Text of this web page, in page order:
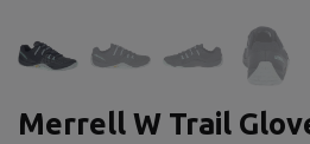
Merrell W Trail